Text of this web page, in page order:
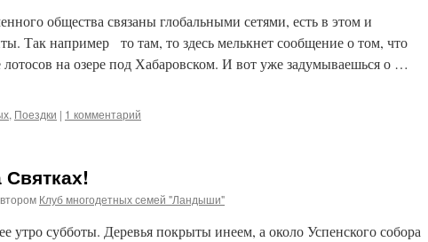
общества связаны глобальными сетями, есть в этом и
Так например то там, то здесь мелькнет сообщение о том, что
лотосов на озере под Хабаровском. И вот уже задумываешься о …
, Поездки | 1 комментарий
Клуб многодетных семей "Ландыши"
утро субботы. Деревья покрыты инеем, а около Успенского собора